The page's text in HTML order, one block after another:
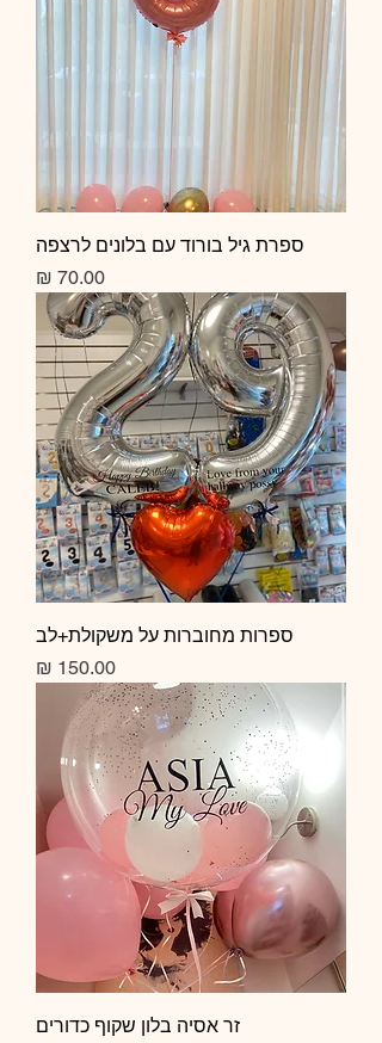
ספרת גיל בורוד עם בלונים לרצפה
מחיר
ספרות מחוברות על משקולת+לב
מחיר
זר אסיה בלון שקוף כדורים